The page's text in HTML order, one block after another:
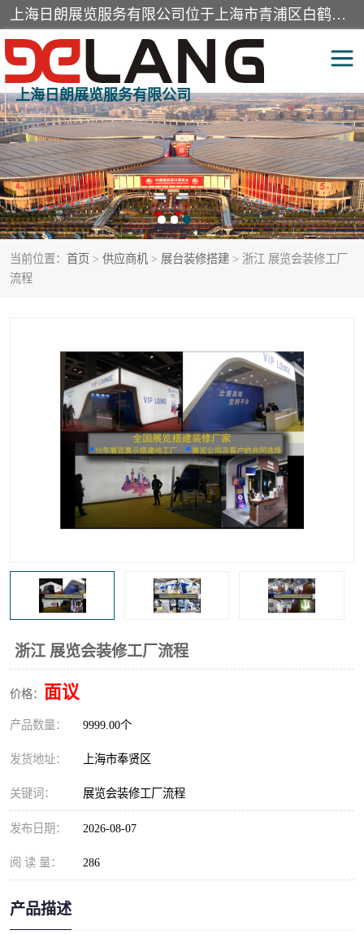
上海日朗展览服务有限公司位于上海市青浦区白鹤镇，营业范围有展览展示会务服务，室内装饰设计及施工，展示道具设计制作，舞台设计，图文设计，灯箱制作，园林绿化工程，广告装潢材料，建筑材料，办公用品，工艺礼品日用百货销售。
上海日朗展览服务有限公司
当前位置： 首页 > 供应商机 > 展台装修搭建 > 浙江 展览会装修工厂
流程
浙江 展览会装修工厂流程
价格： 面议
产品数量： 9999.00个
发货地址： 上海市奉贤区
关键词： 展览会装修工厂流程
发布日期： 2026-08-07
阅 读 量： 286
产品描述
展台装修搭建 活动会议执行
展厅装修 专柜制作
展会装修设计 展会搭建
活动策划 展会服务